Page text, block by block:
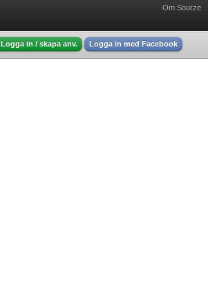
Om Sourze
Logga in / skapa anv. Logga in med Facebook